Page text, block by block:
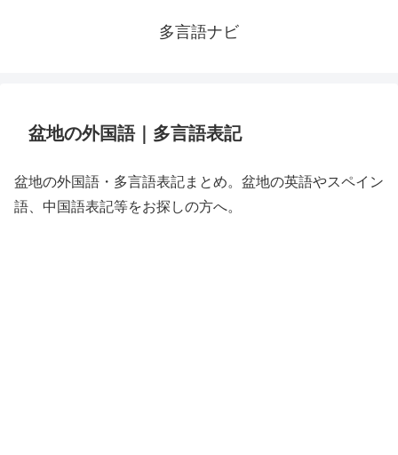
多言語ナビ
盆地の外国語｜多言語表記
盆地の外国語・多言語表記まとめ。盆地の英語やスペイン
語、中国語表記等をお探しの方へ。